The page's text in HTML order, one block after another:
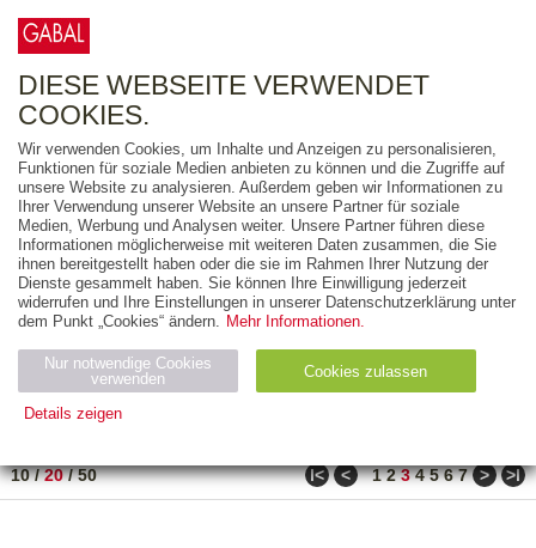
FREITEXT
AUSGABEART
AUS DER REIHE
ZUM THEMA
Neuerscheinung
Bestseller
PREIS
10/20/50 ǀ< < 1 2 3 4 5 6 7 > >ǀ
DIESE WEBSEITE VERWENDET
COOKIES.
Wir verwenden Cookies, um Inhalte und Anzeigen zu personalisieren,
Funktionen für soziale Medien anbieten zu können und die Zugriffe auf
unsere Website zu analysieren. Außerdem geben wir Informationen zu
Ihrer Verwendung unserer Website an unsere Partner für soziale
Medien, Werbung und Analysen weiter. Unsere Partner führen diese
Informationen möglicherweise mit weiteren Daten zusammen, die Sie
ihnen bereitgestellt haben oder die sie im Rahmen Ihrer Nutzung der
Dienste gesammelt haben. Sie können Ihre Einwilligung jederzeit
widerrufen und Ihre Einstellungen in unserer Datenschutzerklärung unter
dem Punkt „Cookies“ ändern. Mehr Informationen.
Nur notwendige Cookies
verwenden
Cookies zulassen
Details zeigen
Name Zweck
Ty